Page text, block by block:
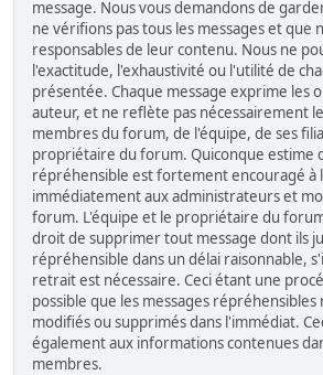
message. Nous vous demandons de
ne vérifions pas tous les messages et que
responsables de leur contenu. Nous ne
l'exactitude, l'exhaustivité ou l'utilité de
présentée. Chaque message exprime les
auteur, et ne reflète pas nécessairement
membres du forum, de l'équipe, de ses
propriétaire du forum. Quiconque estime
répréhensible est fortement encouragé à
immédiatement aux administrateurs et
forum. L'équipe et le propriétaire du
droit de supprimer tout message dont ils
répréhensible dans un délai raisonnable,
retrait est nécessaire. Ceci étant une
possible que les messages
modifiés ou supprimés dans l'immédiat.
également aux informations contenues
membres.